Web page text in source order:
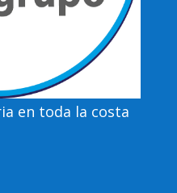
en toda la costa